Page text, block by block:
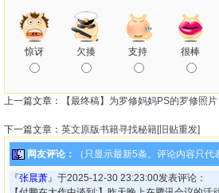
惊讶 欠揍 支持 很棒
上一篇文章： 【最终稿】为罗修妈妈PS的罗修照片
下一篇文章： 英文原版书籍寻找秘籍[旧贴重发]
网友评论： （只显示最新5条。评论内容只代
『张晨萧』于2025-12-30 23:23:00发表评论：